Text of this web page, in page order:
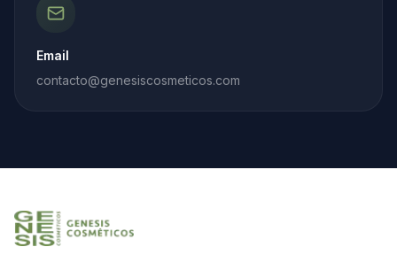
Email
contacto@genesiscosmeticos.com